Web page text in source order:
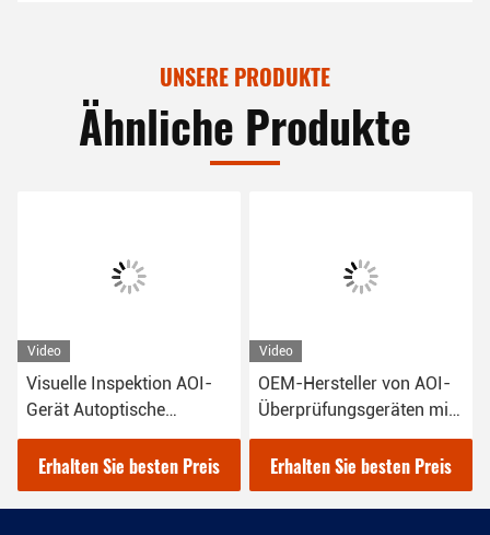
UNSERE PRODUKTE
Ähnliche Produkte
Video
Visuelle Inspektion AOI-
Gerät Autoptische
Inspektionsmaschine
Erhalten Sie besten Preis
Video
OEM-Hersteller von AOI-
Überprüfungsgeräten mit
hoher Genauigkeit
Erhalten Sie besten Preis